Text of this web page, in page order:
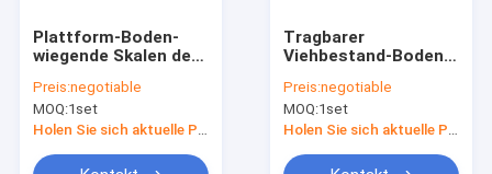
Fordern Sie ein Zitat
Plattform-Boden-
wiegende Skalen der
Preis:negotiable
MOQ:1set
Holen Sie sich aktuelle Preis
Tragbarer
Viehbestand-Boden-
Preis:negotiable
MOQ:1set
Holen Sie sich aktuelle Preis